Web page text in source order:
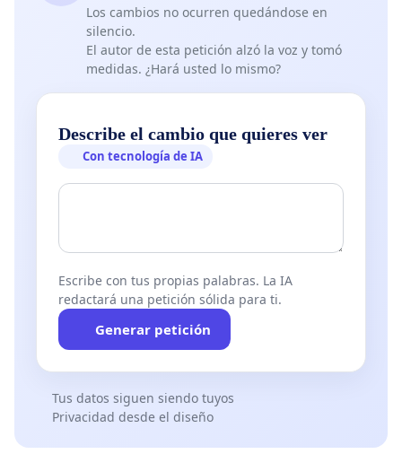
Los cambios no ocurren quedándose en
silencio.
El autor de esta petición alzó la voz y tomó
medidas. ¿Hará usted lo mismo?
Describe el cambio que quieres ver
Con tecnología de IA
Escribe con tus propias palabras. La IA
redactará una petición sólida para ti.
Generar petición
Tus datos siguen siendo tuyos
Privacidad desde el diseño